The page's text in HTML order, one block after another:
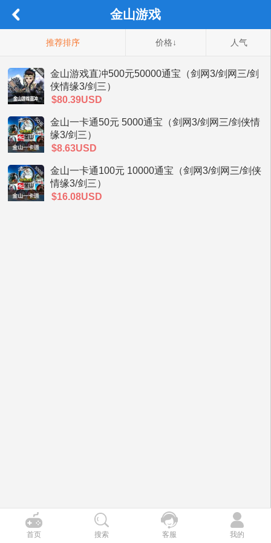
金山游戏
推荐排序 价格↓ 人气
金山游戏直冲500元50000通宝（剑网3/剑网三/剑
侠情缘3/剑三）
$80.39USD
金山一卡通50元 5000通宝（剑网3/剑网三/剑侠情
缘3/剑三）
$8.63USD
金山一卡通100元 10000通宝（剑网3/剑网三/剑侠
情缘3/剑三）
$16.08USD
首页 搜索 客服 我的